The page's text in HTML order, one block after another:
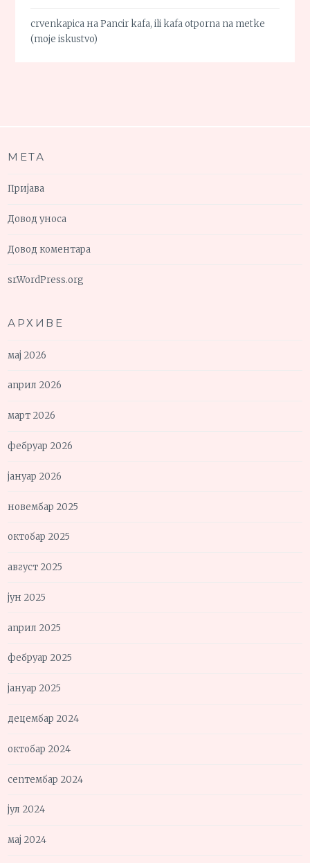
crvenkapica наPancir kafa, ili kafa otporna na metke
(moje iskustvo)
МЕТА
Пријава
Довод уноса
Довод коментара
sr.WordPress.org
АРХИВЕ
мај 2026
април 2026
март 2026
фебруар 2026
јануар 2026
новембар 2025
октобар 2025
август 2025
јун 2025
април 2025
фебруар 2025
јануар 2025
децембар 2024
октобар 2024
септембар 2024
јул 2024
мај 2024